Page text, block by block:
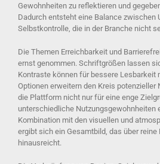
Gewohnheiten zu reflektieren und
Dadurch entsteht eine Balance zwischen
Selbstkontrolle, die in der Branche nicht
Die Themen Erreichbarkeit und
ernst genommen. Schriftgrößen lassen
Kontraste können für bessere Lesbarkeit
Optionen erweitern den Kreis potenzieller
die Plattform nicht nur für eine enge
unterschiedliche Nutzungsgewohnheiten
Kombination mit den visuellen und
ergibt sich ein Gesamtbild, das über
hinausreicht.